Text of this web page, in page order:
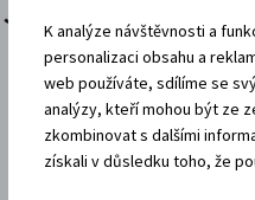
Váchala
K analýze návštěvnosti a
personalizaci obsahu a
web používáte, sdílíme se
analýzy, kteří mohou být ze
zkombinovat s dalšími
získali v důsledku toho, že